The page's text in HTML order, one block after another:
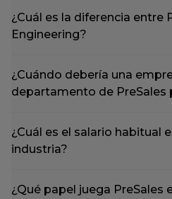
¿Cuál es la diferencia entre
Engineering?
¿Cuándo debería una
departamento de PreSales
¿Cuál es el salario habitual
industria?
¿Qué papel juega PreSales